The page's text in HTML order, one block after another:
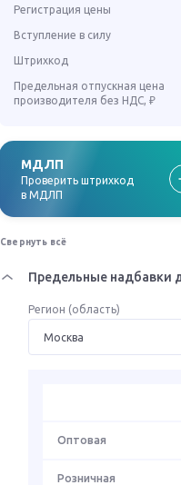
Регистрация цены
Вступление в силу
Штрихкод
Предельная отпускная цена
производителя без НДС, ₽
МДЛП
Проверить штрихкод
в МДЛП
Свернуть всё
Предельные надбавки
Регион (область)
Оптовая
Розничная